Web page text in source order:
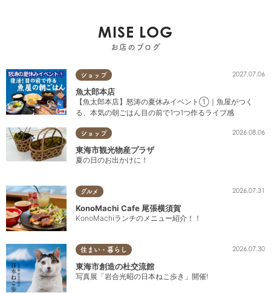
MISE LOG
お店のブログ
ショップ 2027.07.06
魚太郎本店
【魚太郎本店】怒涛の夏休みイベント①｜魚屋がつく
る、本気の朝ごはん目の前で1つ1つ作るライブ感
ショップ 2026.08.06
東海市観光物産プラザ
夏の日のお出かけに！
グルメ 2026.07.31
KonoMachi Cafe 尾張横須賀
KonoMachiランチのメニュー紹介！！
住まい・暮らし 2026.07.30
東海市創造の杜交流館
写真展「岩合光昭の日本ねこ歩き」開催!